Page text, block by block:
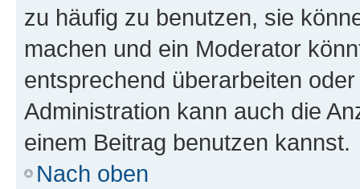
zu häufig zu benutzen, sie
machen und ein Moderator
entsprechend überarbeiten
Administration kann auch die
einem Beitrag benutzen kannst.
Nach oben